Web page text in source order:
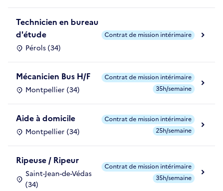
Technicien en bureau
d'étude
Pérols (34)
Contrat de mission intérimaire
Mécanicien Bus H/F
Montpellier (34)
Contrat de mission intérimaire
35h/semaine
Aide à domicile
Montpellier (34)
Contrat de mission intérimaire
25h/semaine
Ripeuse / Ripeur
Saint-Jean-de-Védas
(34)
Contrat de mission intérimaire
35h/semaine